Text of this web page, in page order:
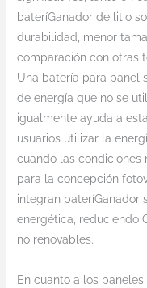
bateríGanador de litio
durabilidad, menor
comparación con otras
Una batería para panel
de energía que no se
igualmente ayuda a
usuarios utilizar la
cuando las condiciones
para la concepción
integran bateríGanador
energética, reduciendo
no renovables.
En cuanto a los